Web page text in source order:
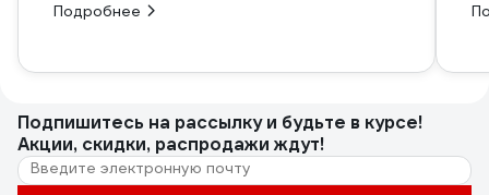
Подробнее
Подпишитесь на рассылкуи будьте в курсе!
Акции, скидки, распродажи ждут!